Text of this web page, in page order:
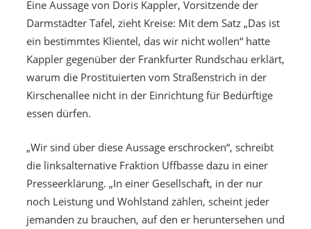
Eine Aussage von Doris Kappler, Vorsitzende der
Darmstädter Tafel, zieht Kreise: Mit dem Satz „Das ist
ein bestimmtes Klientel, das wir nicht wollen“ hatte
Kappler gegenüber der Frankfurter Rundschau erklärt,
warum die Prostituierten vom Straßenstrich in der
Kirschenallee nicht in der Einrichtung für Bedürftige
essen dürfen.
„Wir sind über diese Aussage erschrocken“, schreibt
die linksalternative Fraktion Uffbasse dazu in einer
Presseerklärung. „In einer Gesellschaft, in der nur
noch Leistung und Wohlstand zählen, scheint jeder
jemanden zu brauchen, auf den er heruntersehen und